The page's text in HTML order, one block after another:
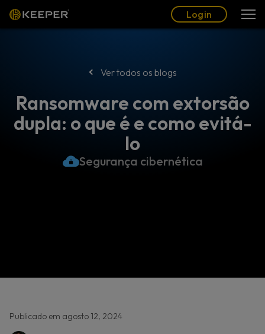
Login
Ver todos os blogs
Ransomware com extorsão
dupla: o que é e como evitá-
lo
Segurança cibernética
Publicado em agosto 12, 2024